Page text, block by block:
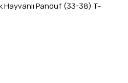
Hayvanlı Panduf (33-38) T-